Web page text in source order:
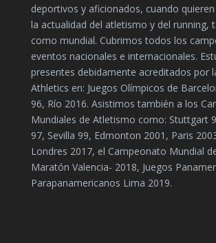
deportivos y aficionados, cuando
la actualidad del atletismo y del running,
como mundial. Cubrimos todos los
eventos nacionales e internacionales.
presentes debidamente acreditados por
Athletics en: Juegos Olímpicos de
96, Río 2016. Asistimos también a los
Mundiales de Atletismo como: Stuttgart
97, Sevilla 99, Edmonton 2001, Paris
Londres 2017, el Campeonato Mundial
Maratón Valencia- 2018, Juegos
Parapanamericanos Lima 2019.